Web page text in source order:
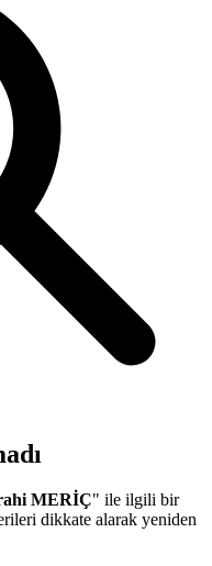
MERİÇ" ile ilgili bir
dikkate alarak yeniden